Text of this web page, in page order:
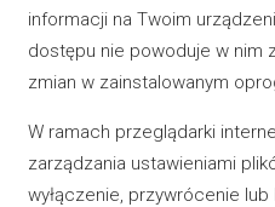
informacji na Twoim
dostępu nie powoduje w nim
zmian w zainstalowanym
W ramach przeglądarki
zarządzania ustawieniami
wyłączenie, przywrócenie